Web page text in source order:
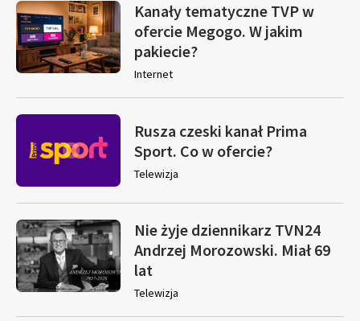
Kanały tematyczne TVP w
ofercie Megogo. W jakim
pakiecie?
Internet
Rusza czeski kanał Prima
Sport. Co w ofercie?
Telewizja
Nie żyje dziennikarz TVN24
Andrzej Morozowski. Miał 69
lat
Telewizja